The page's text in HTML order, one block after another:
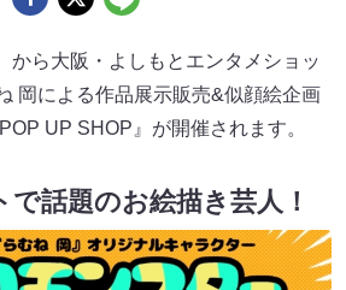
から大阪・よしもとエンタメショッ
岡による作品展示販売&似顔絵企画
UP SHOP』が開催されます。
話題のお絵描き芸人！